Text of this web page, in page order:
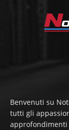
Benvenuti su
tutti gli
approfondimenti